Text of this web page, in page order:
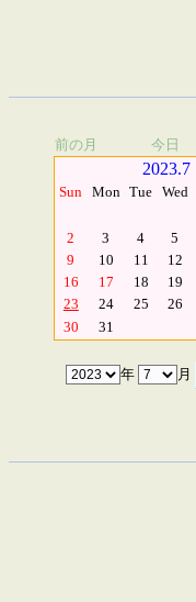
前の月 今日
2023.7
Sun Mon Tue Wed
2
3 4 5
9
10 11 12
16
17 18 19
23
24 25 26
30
31
年 月